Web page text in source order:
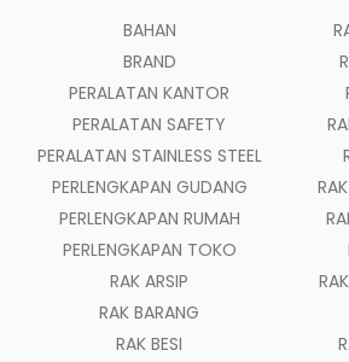
BAHAN
BRAND
PERALATAN KANTOR
PERALATAN SAFETY
PERALATAN STAINLESS STEEL
PERLENGKAPAN GUDANG
PERLENGKAPAN RUMAH
PERLENGKAPAN TOKO
RAK ARSIP
RAK BARANG
RAK BESI